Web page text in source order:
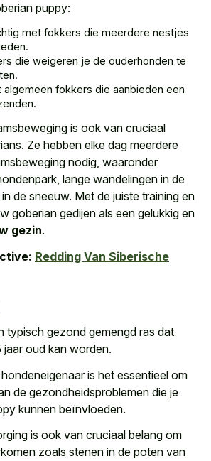
puppy:
met fokkers die meerdere nestjes
die weigeren je de ouderhonden te
algemeen fokkers die aanbieden een
is ook van cruciaal
Ze hebben elke dag meerdere
nodig, waaronder
lange wandelingen in de
de sneeuw. Met de juiste training en
goberian gedijen als een gelukkig en
gezin.
Redding Van Siberische
typisch gezond gemengd ras dat
jaar oud kan worden.
is het essentieel om
de gezondheidsproblemen die je
kunnen beïnvloeden.
is ook van cruciaal belang om
zoals stenen in de poten van